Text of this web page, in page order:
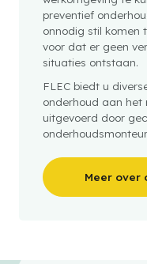
preventief
onnodig stil komen
voor dat er geen
situaties ontstaan.
FLEC biedt u
onderhoud aan
uitgevoerd door
Meer over